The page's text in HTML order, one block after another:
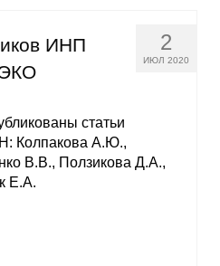
2
ИЮЛ 2020
ИНП
статьи
Колпакова А.Ю.,
В.В., Ползикова Д.А.,
Е.А.